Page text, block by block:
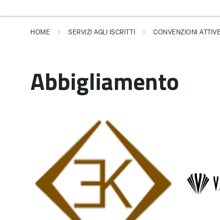
HOME SERVIZI AGLI ISCRITTI CONVENZIONI
Abbigliamento